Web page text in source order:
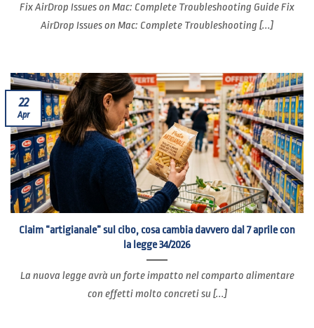
Fix AirDrop Issues on Mac: Complete Troubleshooting Guide Fix
AirDrop Issues on Mac: Complete Troubleshooting [...]
Claim “artigianale” sul cibo, cosa cambia davvero dal 7 aprile con
la legge 34/2026
La nuova legge avrà un forte impatto nel comparto alimentare
con effetti molto concreti su [...]
22
Apr